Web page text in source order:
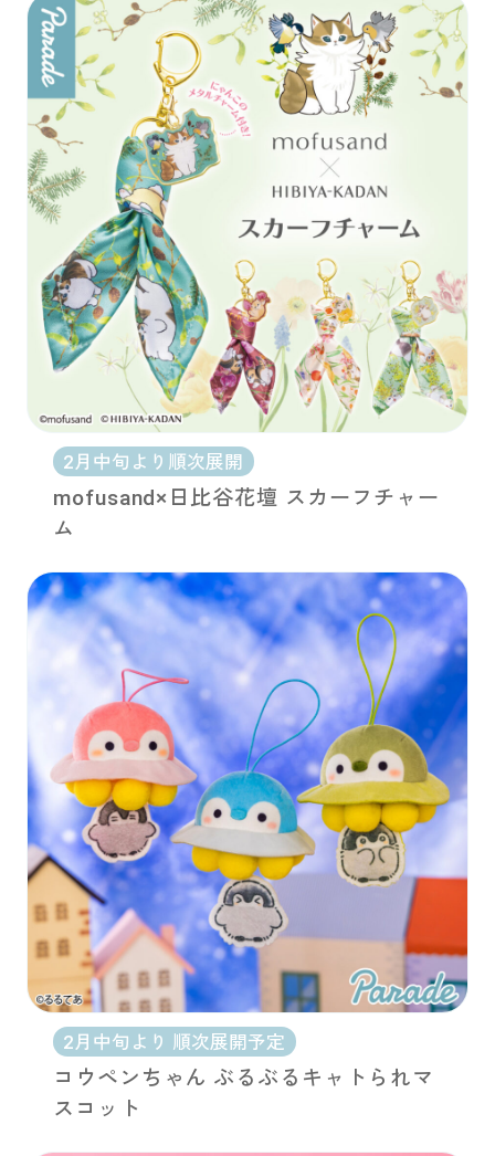
2月中旬より順次展開
mofusand×日比谷花壇 スカーフチャー
ム
2月中旬より 順次展開予定
コウペンちゃん ぶるぶるキャトられマ
スコット